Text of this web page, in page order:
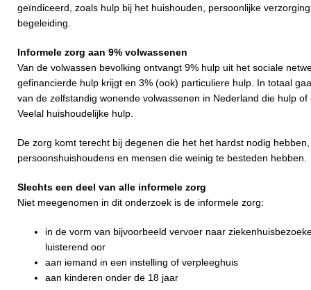
geïndiceerd, zoals hulp bij het huishouden, persoonlijke
begeleiding.
Informele zorg aan 9% volwassenen
Van de volwassen bevolking ontvangt 9% hulp uit het sociale
gefinancierde hulp krijgt en 3% (ook) particuliere hulp. In totaal
van de zelfstandig wonende volwassenen in Nederland die hulp
Veelal huishoudelijke hulp.
De zorg komt terecht bij degenen die het het hardst nodig
persoonshuishoudens en mensen die weinig te besteden hebben.
Slechts een deel van alle informele zorg
Niet meegenomen in dit onderzoek is de informele zorg:
in de vorm van bijvoorbeeld vervoer naar
luisterend oor
aan iemand in een instelling of verpleeghuis
aan kinderen onder de 18 jaar